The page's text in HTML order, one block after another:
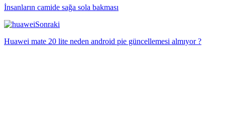
İnsanların camide sağa sola bakması
Sonraki
Huawei mate 20 lite neden android pie güncellemesi almıyor ?